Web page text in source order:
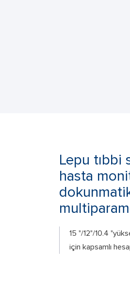
Lepu tıbbi
hasta
15 "/12"/10.4
için kapsamlı